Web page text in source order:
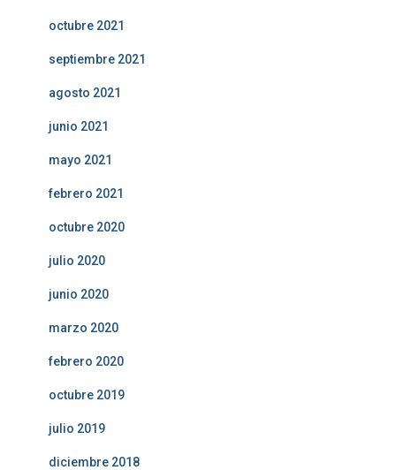
octubre 2021
septiembre 2021
agosto 2021
junio 2021
mayo 2021
febrero 2021
octubre 2020
julio 2020
junio 2020
marzo 2020
febrero 2020
octubre 2019
julio 2019
diciembre 2018